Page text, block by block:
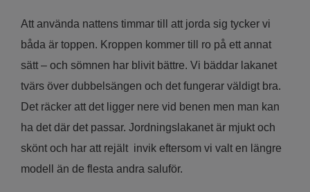
Att använda nattens timmar till att jorda sig tycker vi
båda är toppen. Kroppen kommer till ro på ett annat
sätt – och sömnen har blivit bättre. Vi bäddar lakanet
tvärs över dubbelsängen och det fungerar väldigt bra.
Det räcker att det ligger nere vid benen men man kan
ha det där det passar. Jordningslakanet är mjukt och
skönt och har att rejält invik eftersom vi valt en längre
modell än de flesta andra saluför.